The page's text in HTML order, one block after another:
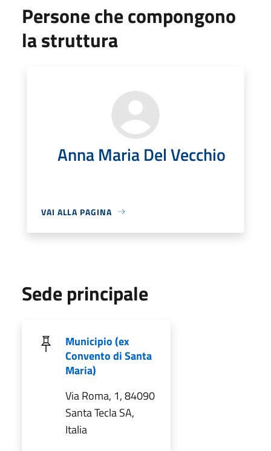
Persone che compongono
la struttura
Anna Maria Del Vecchio
VAI ALLA PAGINA
Sede principale
Municipio (ex
Convento di Santa
Maria)
Via Roma, 1, 84090
Santa Tecla SA,
Italia